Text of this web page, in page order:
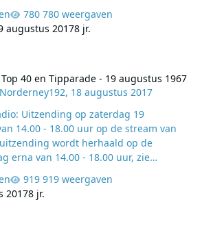
780 weergaven
augustus 20178 jr.
40 en Tipparade - 19 augustus 1967
, 18 augustus 2017
19
14.00 - 18.00 uur op de stream van
uitzending wordt herhaald op de
erna van 14.00 - 18.00 uur, zie
18.00 uur op de stream van 192Radio.
919 weergaven
20178 jr.